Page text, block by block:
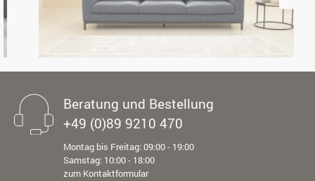
Beratung und Bestellung
+49 (0)89 9210 470
Montag bis Freitag: 09:00 - 19:00
Samstag: 10:00 - 18:00
zum Kontaktformular